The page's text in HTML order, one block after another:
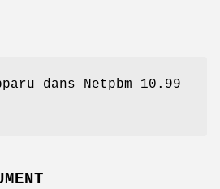
dans Netpbm 10.99